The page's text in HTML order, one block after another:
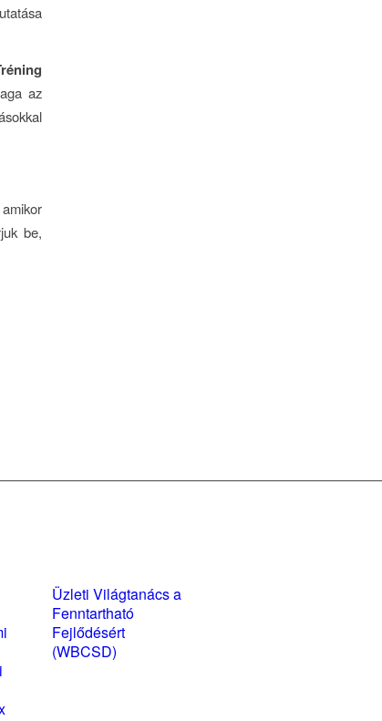
az
be,
Üzleti Világtanács a
Fenntartható
Fejlődésért
(WBCSD)